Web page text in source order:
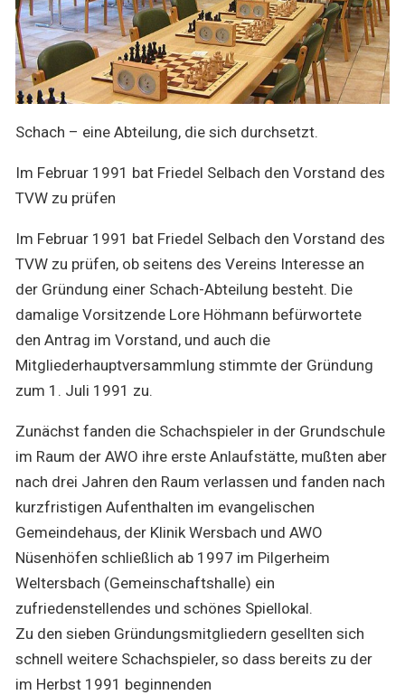
Schach – eine Abteilung, die sich durchsetzt.
Im Februar 1991 bat Friedel Selbach den Vorstand des
TVW zu prüfen
Im Februar 1991 bat Friedel Selbach den Vorstand des
TVW zu prüfen, ob seitens des Vereins Interesse an
der Gründung einer Schach-Abteilung besteht. Die
damalige Vorsitzende Lore Höhmann befürwortete
den Antrag im Vorstand, und auch die
Mitgliederhauptversammlung stimmte der Gründung
zum 1. Juli 1991 zu.
Zunächst fanden die Schachspieler in der Grundschule
im Raum der AWO ihre erste Anlaufstätte, mußten aber
nach drei Jahren den Raum verlassen und fanden nach
kurzfristigen Aufenthalten im evangelischen
Gemeindehaus, der Klinik Wersbach und AWO
Nüsenhöfen schließlich ab 1997 im Pilgerheim
Weltersbach (Gemeinschaftshalle) ein
zufriedenstellendes und schönes Spiellokal.
Zu den sieben Gründungsmitgliedern gesellten sich
schnell weitere Schachspieler, so dass bereits zu der
im Herbst 1991 beginnenden